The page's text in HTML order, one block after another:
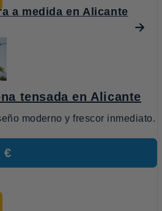
a medida en Alicante
tensada en Alicante
moderno y frescor inmediato.
€